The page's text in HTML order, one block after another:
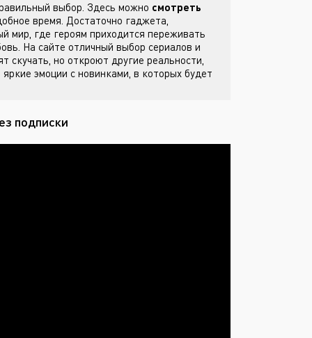
выбор. Здесь можно смотреть
время. Достаточно гаджета,
мир, где героям приходится переживать
На сайте отличный выбор сериалов и
скучать, но откроют другие реальности,
яркие эмоции с новинками, в которых будет
подписки